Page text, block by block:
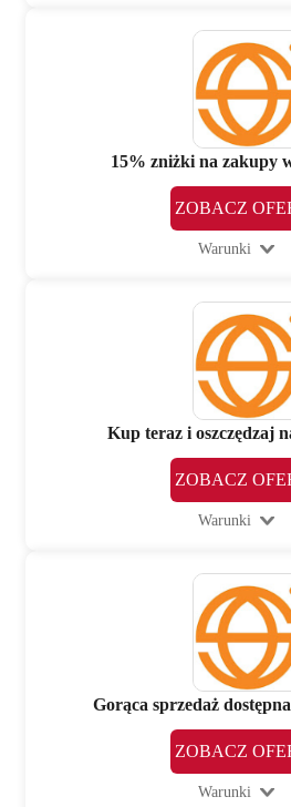
15% zniżki na zakupy
ZOBACZ
Warunki
Kup teraz i oszczędzaj
ZOBACZ
Warunki
Gorąca sprzedaż
ZOBACZ
Warunki